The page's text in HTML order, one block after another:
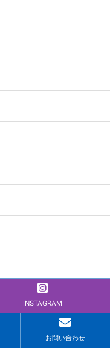
INSTAGRAM
お問い合わせ